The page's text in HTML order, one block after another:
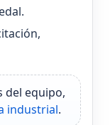
del equipo,
industrial.